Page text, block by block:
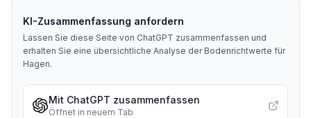
KI-Zusammenfassung anfordern
Lassen Sie diese Seite von ChatGPT zusammenfassen und
erhalten Sie eine übersichtliche Analyse der Bodenrichtwerte für
Hagen.
Mit ChatGPT zusammenfassen
Öffnet in neuem Tab